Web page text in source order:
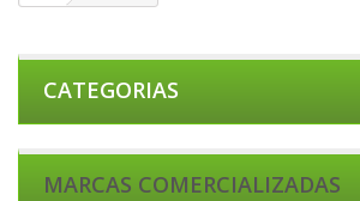
CATEGORIAS
MARCAS COMERCIALIZADAS